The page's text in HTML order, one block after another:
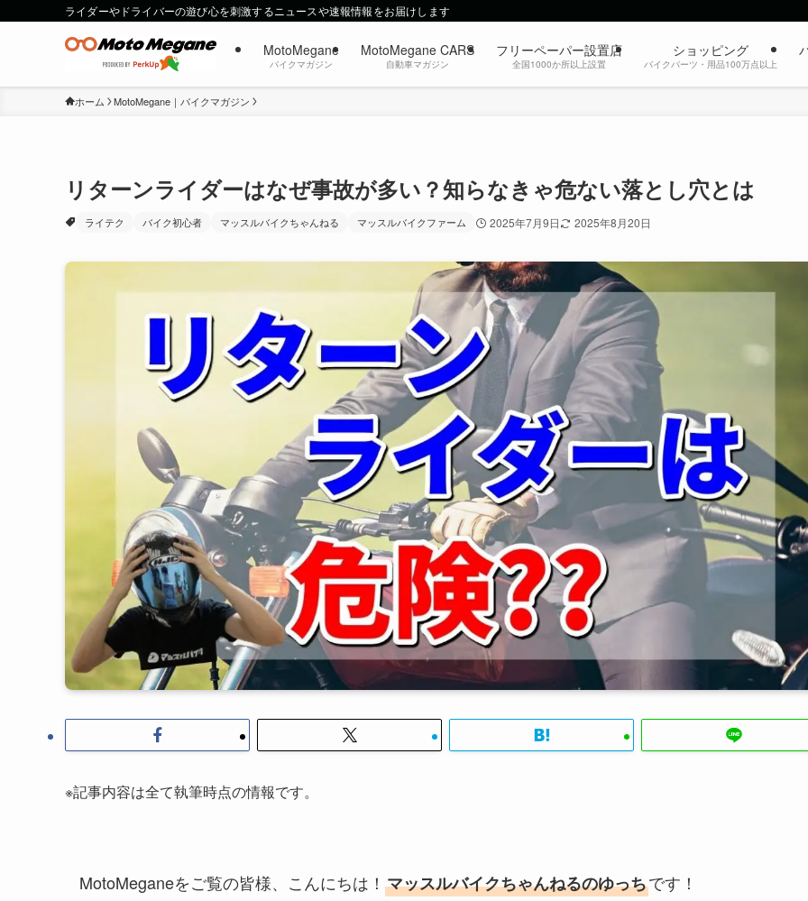
ライダーやドライバーの遊び心を刺激するニュースや速報情報をお届けします
MotoMegane
バイクマガジン
MotoMegane CARS
自動車マガジン
フリーペーパー設置店
全国1000か所以上設置
ショッピング
バイクパーツ・用品100万点以上
ホーム MotoMegane｜バイクマガジン
リターンライダーはなぜ事故が多い？知らなきゃ危ない落とし穴とは
ライテク バイク初心者 マッスルバイクちゃんねる マッスルバイクファーム 2025年7月9日 2025年8月20日
※記事内容は全て執筆時点の情報です。
MotoMeganeをご覧の皆様、こんにちは！ マッスルバイクちゃんねるのゆっちです！